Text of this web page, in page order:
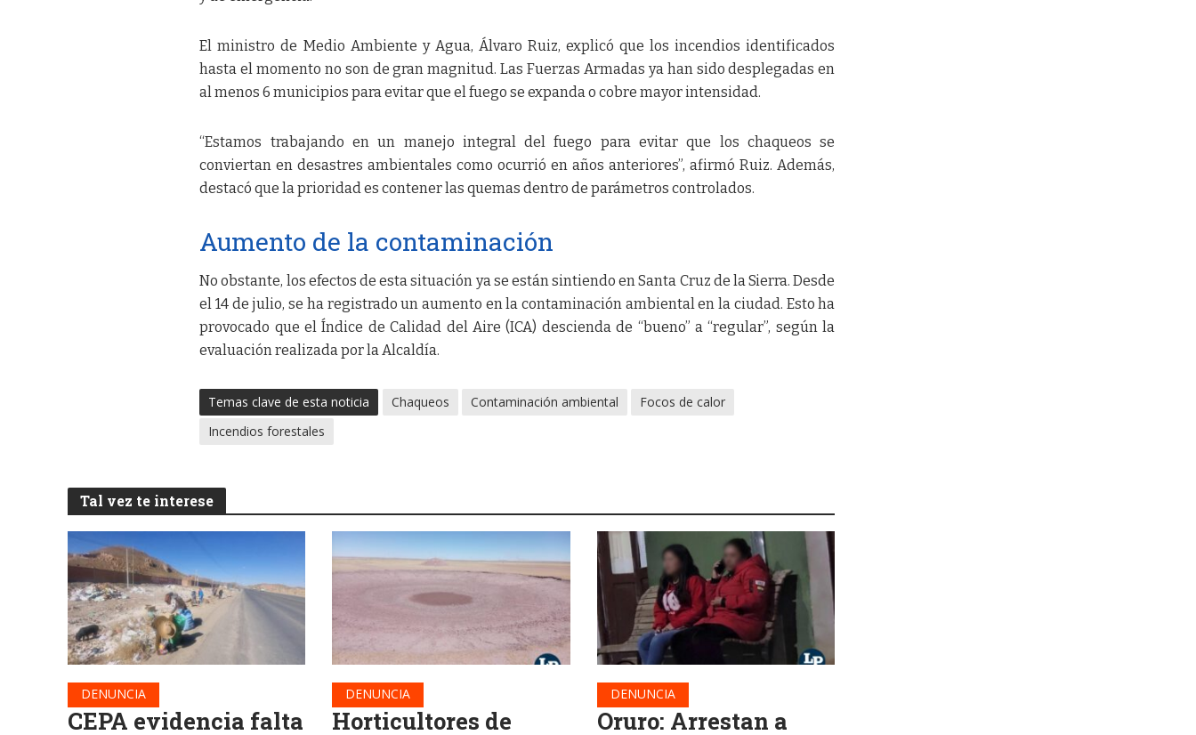
El ministro de Medio Ambiente y Agua, Álvaro Ruiz, explicó que los incendios identificados
hasta el momento no son de gran magnitud. Las Fuerzas Armadas ya han sido desplegadas en
al menos 6 municipios para evitar que el fuego se expanda o cobre mayor intensidad.
“Estamos trabajando en un manejo integral del fuego para evitar que los chaqueos se
conviertan en desastres ambientales como ocurrió en años anteriores”, afirmó Ruiz. Además,
destacó que la prioridad es contener las quemas dentro de parámetros controlados.
Aumento de la contaminación
No obstante, los efectos de esta situación ya se están sintiendo en Santa Cruz de la Sierra. Desde
el 14 de julio, se ha registrado un aumento en la contaminación ambiental en la ciudad. Esto ha
provocado que el Índice de Calidad del Aire (ICA) descienda de “bueno” a “regular”, según la
evaluación realizada por la Alcaldía.
Temas clave de esta noticia Chaqueos Contaminación ambiental
Focos de calor
Incendios forestales
Tal vez te interese
DENUNCIA
CEPA evidencia falta
DENUNCIA
Horticultores de
DENUNCIA
Oruro: Arrestan a